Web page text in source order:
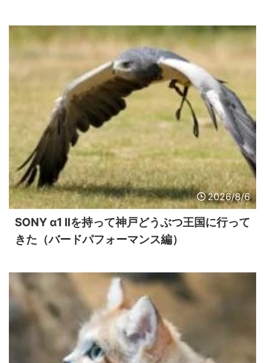
2026/8/6
SONY α1 IIを持って神戸どうぶつ王国に行って
きた（バードパフォーマンス編）